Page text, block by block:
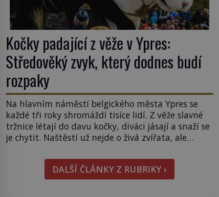
Kočky padající z věže v Ypres:
Středověký zvyk, který dodnes budí
rozpaky
Na hlavním náměstí belgického města Ypres se
každé tři roky shromáždí tisíce lidí. Z věže slavné
tržnice létají do davu kočky, diváci jásají a snaží se
je chytit. Naštěstí už nejde o živá zvířata, ale
Tato veselá podívaná připomíná jeden z
nejpodivnějších a zároveň nejkrutějších zvyků […]
DALŠÍ ČLÁNKY Z RUBRIKY ›